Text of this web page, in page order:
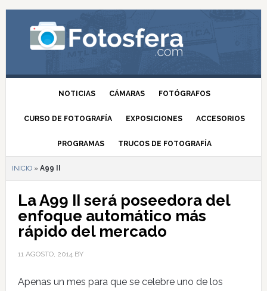
NOTICIAS CÁMARAS FOTÓGRAFOS
CURSO DE FOTOGRAFÍA EXPOSICIONES ACCESORIOS
PROGRAMAS TRUCOS DE FOTOGRAFÍA
INICIO» A99 II
La A99 II será poseedora del
enfoque automático más
rápido del mercado
11 AGOSTO, 2014BY
Apenas un mes para que se celebre uno de los